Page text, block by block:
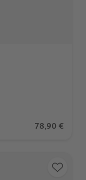
Aktueller
78,90 €